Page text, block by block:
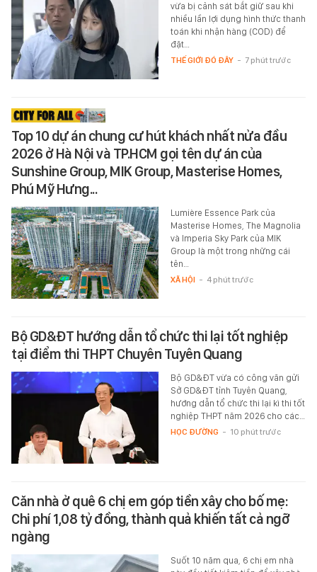
vừa bị cảnh sát bắt giữ sau khi
nhiều lần lợi dụng hình thức thanh
toán khi nhận hàng (COD) để
đặt…
THẾ GIỚI ĐÓ ĐÂY - 7 phút trước
Top 10 dự án chung cư hút khách nhất nửa đầu
2026 ở Hà Nội và TP.HCM gọi tên dự án của
Sunshine Group, MIK Group, Masterise Homes,
Phú Mỹ Hưng...
Lumière Essence Park của
Masterise Homes, The Magnolia
và Imperia Sky Park của MIK
Group là một trong những cái
tên…
XÃ HỘI - 4 phút trước
Bộ GD&ĐT hướng dẫn tổ chức thi lại tốt nghiệp
tại điểm thi THPT Chuyên Tuyên Quang
Bộ GD&ĐT vừa có công văn gửi
Sở GD&ĐT tỉnh Tuyên Quang,
hướng dẫn tổ chức thi lại kì thi tốt
nghiệp THPT năm 2026 cho các…
HỌC ĐƯỜNG - 10 phút trước
Căn nhà ở quê 6 chị em góp tiền xây cho bố mẹ:
Chi phí 1,08 tỷ đồng, thành quả khiến tất cả ngỡ
ngàng
Suốt 10 năm qua, 6 chị em nhà